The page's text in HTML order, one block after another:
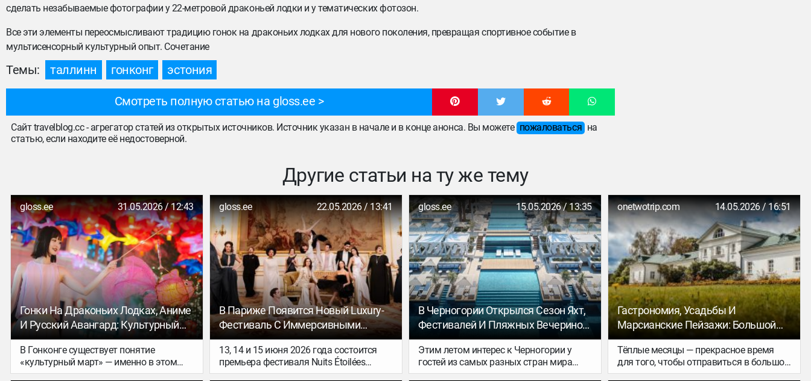
сделать незабываемые фотографии у 22-метровой драконьей лодки и у тематических фотозон.
Все эти элементы переосмысливают традицию гонок на драконьих лодках для нового поколения, превращая спортивное событие в
мультисенсорный культурный опыт. Сочетание
Темы: таллинн гонконг эстония
Смотреть полную статью на gloss.ee
Сайт travelblog.cc - агрегатор статей из открытых источников. Источник указан в начале и в конце анонса. Вы можете пожаловаться на
статью, если находите её недостоверной.
Другие статьи на ту же тему
gloss.ee 31.05.2026 / 12:43
Гонки На Драконьих Лодках, Аниме
И Русский Авангард: Культурный
Гид По Гонконгу На 2026 Год
В Гонконге существует понятие
«культурный март» — именно в этом
месяце здесь проходит Art Basel и целый
gloss.ee 22.05.2026 / 13:41
В Париже Появится Новый Luxury-
Фестиваль С Иммерсивными
Спектаклями Под Открытым
Небом
13, 14 и 15 июня 2026 года состоится
премьера фестиваля Nuits Étoilées
(«Звёздные ночи»), который пройдет в
gloss.ee 15.05.2026 / 13:35
В Черногории Открылся Сезон Яхт,
Фестивалей И Пляжных Вечеринок
— И Вот Где Жить
Этим летом интерес к Черногории у
гостей из самых разных стран мира
особенно велик — с учетом ситуации в
onetwotrip.com 14.05.2026 / 16:51
Гастрономия, Усадьбы И
Марсианские Пейзажи: Большой
Гид По Тульской Области
Тёплые месяцы — прекрасное время
для того, чтобы отправиться в большое
путешествие по Тульской области и